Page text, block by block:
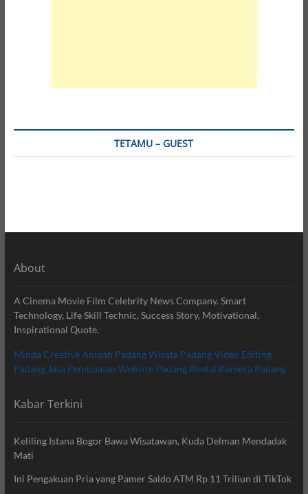
TETAMU – GUEST
About
A Cinema Movie Film Celebrity News Company. Smart
Technology, Life Skill Technic, Success Story, Motivational,
Inspirational Quote.
Minda CreativeAqiqah PadangWisata PadangVideo Editing
Padang Jasa Pembuatan Website Padang Rental Kamera Padang
Kabar Terkini
Keliling Istana Bogor Bawa Wisatawan, Kuda Delman Mendadak
Mati
Ini Pengakuan Pria yang Pamer Saldo ATM Rp 11 Triliun di TikTok